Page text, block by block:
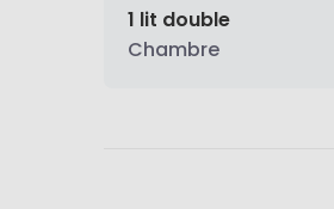
1 lit double
Chambre